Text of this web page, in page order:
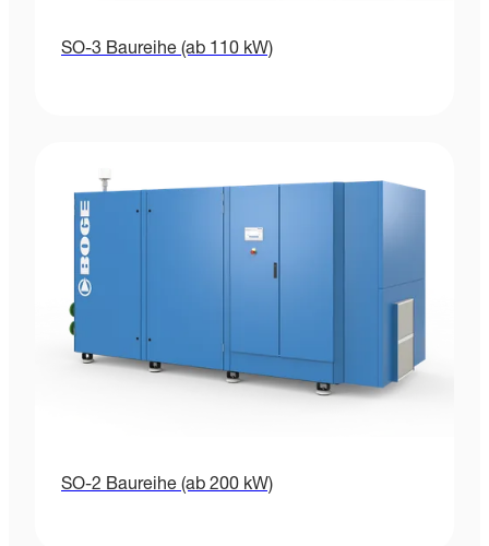
SO-3 Baureihe (ab 110 kW)
SO-2 Baureihe (ab 200 kW)